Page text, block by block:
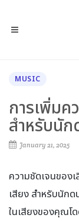
MUSIC
การเพิ่มค
สำหรับนัก
January 21, 2025
ความชัดเจนของ
เสียง สำหรับนัก
ในเสียงของคุณโ